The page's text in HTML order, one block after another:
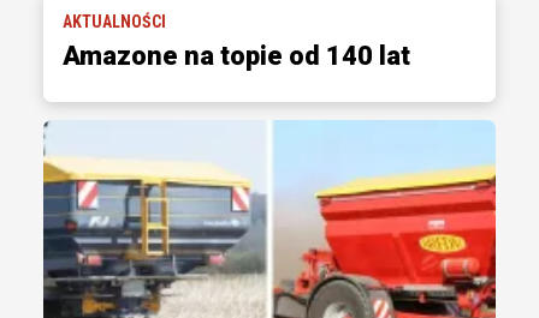
AKTUALNOŚCI
Amazone na topie od 140 lat